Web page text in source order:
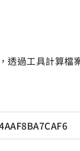
透過工具計算檔